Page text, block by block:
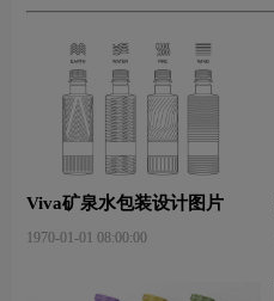
Viva矿泉水包装设计图片
1970-01-01 08:00:00